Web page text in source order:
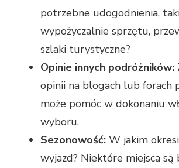
potrzebne udogodnienia,
wypożyczalnie sprzętu,
szlaki turystyczne?
Opinie innych podróżników:
opinii na blogach lub forach
może pomóc w dokonaniu
wyboru.
Sezonowość: W jakim
wyjazd? Niektóre miejsca są